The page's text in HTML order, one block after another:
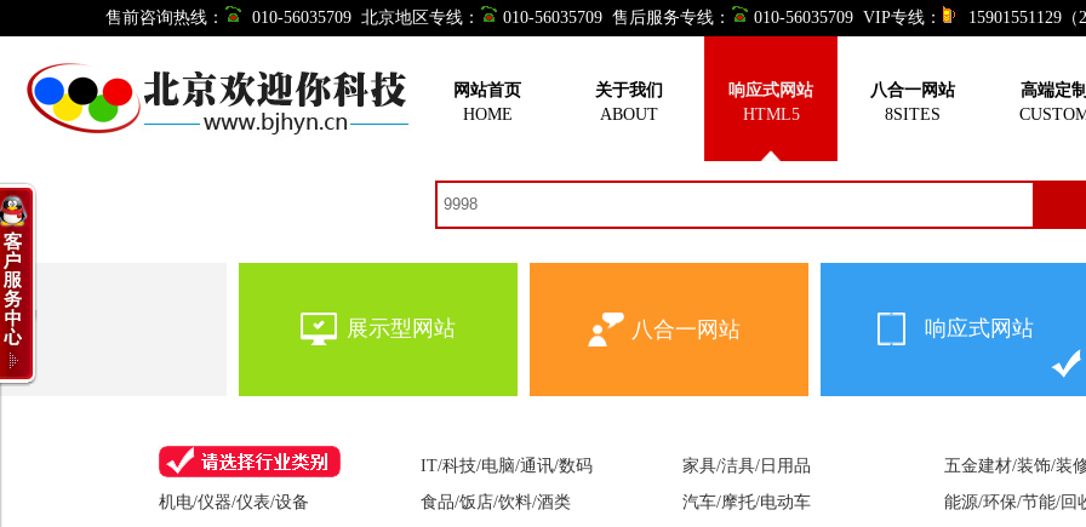
售前咨询热线： 010-56035709 北京地区专线： 010-56035709 售后服务专线： 010-56035709 VIP专线： 15901551129（
网站首页
HOME
关于我们
ABOUT
响应式网站
HTML5
八合一网站
8SITES
高端定
响应式网站
您想制作网站吗？不用找人定做，就买现成的！订购和演示一样的网站产品，感恩价格套
展示型网站 八合一网站 响应式网站
IT/科技/电脑/通讯/数码 家具/洁具/日用品
五金建材/装饰/装
机电/仪器/仪表/设备
食品/饭店/饮料/酒类 汽车/摩托/电动车
能源/环保/节能/回